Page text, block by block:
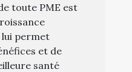
toute PME est
lui permet
et de
santé